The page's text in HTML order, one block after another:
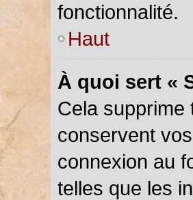
fonctionnalité.
Haut
À quoi sert «
Cela supprime
conservent
connexion au
telles que les